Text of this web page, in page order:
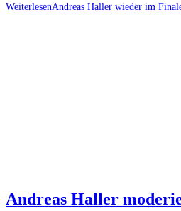
WeiterlesenAndreas Haller wieder im
Andreas Haller